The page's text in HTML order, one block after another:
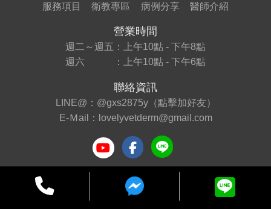
服務項目 衛教專區 病例分享 醫師介紹
營業時間
週二～週五：上午10點 - 下午8點
週六 ：上午10點 - 下午6點
聯絡資訊
LINE@： @gxs2875y（點擊加好友）
E-Ｍail：
lovelyvetderm@gmail.com
Copyright 2020 樂膚莉動物醫院
All Rights Reserved | 版權所有